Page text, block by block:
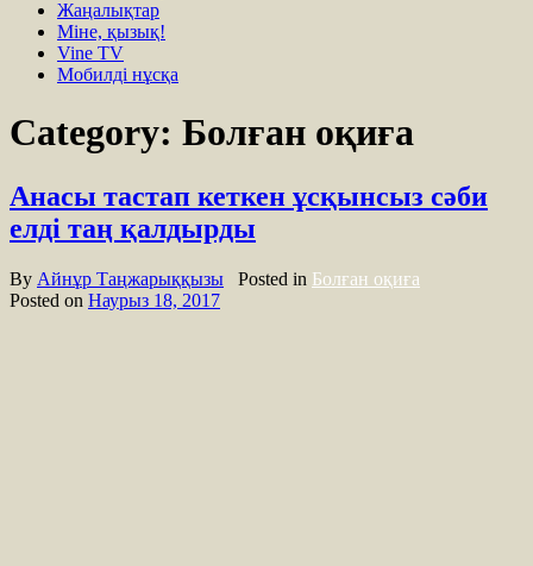
Жаңалықтар
Міне, қызық!
Vine TV
Мобилді нұсқа
Category: Болған оқиға
Анасы тастап кеткен ұсқынсыз сәби
елді таң қалдырды
By Айнұр Таңжарыққызы Posted in Болған оқиға
Posted on Наурыз 18, 2017